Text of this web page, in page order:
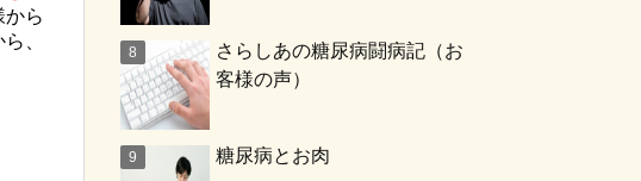
ら
、
さらしあの糖尿病闘病記（お
客様の声）
糖尿病とお肉